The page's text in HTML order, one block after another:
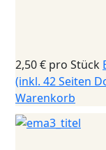
2,50 € pro Stück
(inkl. 42 Seiten
Warenkorb